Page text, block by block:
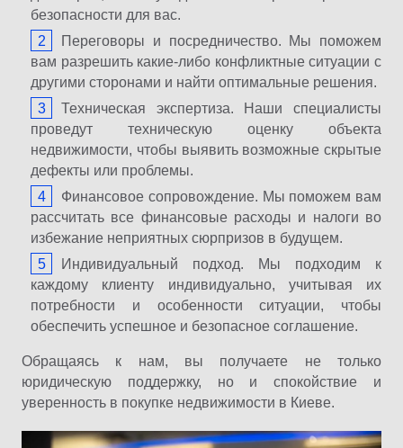
безопасности для вас.
Переговоры и посредничество. Мы поможем
вам разрешить какие-либо конфликтные ситуации с
другими сторонами и найти оптимальные решения.
Техническая экспертиза. Наши специалисты
проведут техническую оценку объекта
недвижимости, чтобы выявить возможные скрытые
дефекты или проблемы.
Финансовое сопровождение. Мы поможем вам
рассчитать все финансовые расходы и налоги во
избежание неприятных сюрпризов в будущем.
Индивидуальный подход. Мы подходим к
каждому клиенту индивидуально, учитывая их
потребности и особенности ситуации, чтобы
обеспечить успешное и безопасное соглашение.
Обращаясь к нам, вы получаете не только
юридическую поддержку, но и спокойствие и
уверенность в покупке недвижимости в Киеве.